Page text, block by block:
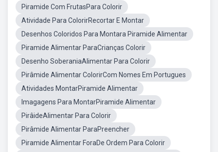
Piramide Com FrutasPara Colorir
Atividade Para ColorirRecortar E Montar
Desenhos Coloridos Para Montara Piramide Alimentar
Piramide Alimentar ParaCrianças Colorir
Desenho SoberaniaAlimentar Para Colorir
Pirâmide Alimentar ColorirCom Nomes Em Portugues
Atividades MontarPiramide Alimentar
Imagagens Para MontarPiramide Alimentar
PirâideAlimentar Para Colorir
Pirâmide Alimentar ParaPreencher
Piramide Alimentar ForaDe Ordem Para Colorir